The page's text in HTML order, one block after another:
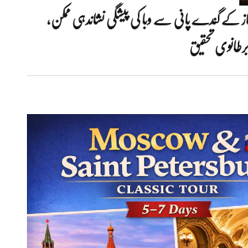
کے گندے پانی سے وبا کی پیشگی نشاندہی ممکن،
تحقیق